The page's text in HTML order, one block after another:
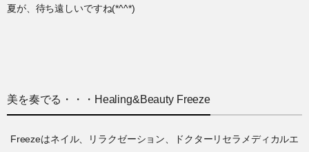
夏が、待ち遠しいですね(*^^*)
美を奏でる・・・Healing&Beauty Freeze
Freezeはネイル、リラクゼーション、ドクターリセラメディカルエ